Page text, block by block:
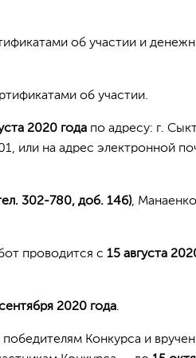
об участии и
об участии.
2020 года по адресу: г.
или на адрес электронной
302-780, доб. 146),
проводится с 15 августа
2020 года.
Конкурса и